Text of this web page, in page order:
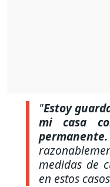
"Estoy
mi casa
permanente.
medidas de
en estos